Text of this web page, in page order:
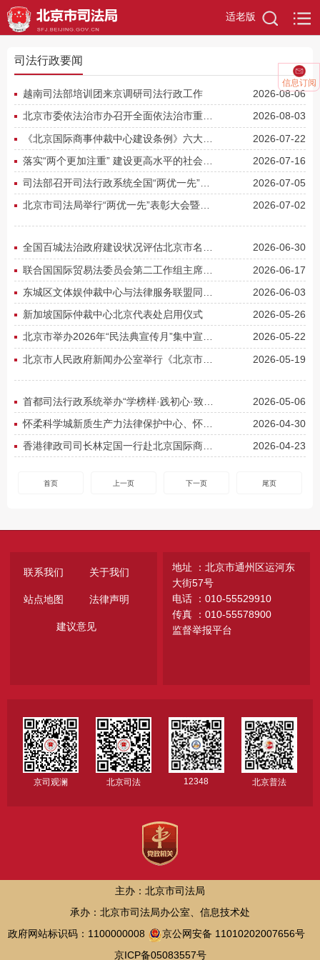
适老版
信息订阅
司法行政要闻
越南司法部培训团来京调研司法行政工作
2026-08-06
北京市委依法治市办召开全面依法治市重点工作推进部署会
2026-08-03
2026-07-22
2026-07-16
2026-07-05
北京市司法局举行“两优一先”表彰大会暨党委书记讲专题党课活动
2026-07-02
全国百城法治政府建设状况评估北京市名列前茅
2026-06-30
2026-06-17
2026-06-03
新加坡国际仲裁中心北京代表处启用仪式
2026-05-26
北京市举办2026年“民法典宣传月”集中宣传活动
2026-05-22
2026-05-19
2026-05-06
2026-04-30
2026-04-23
首页 上一页 下一页 尾页
联系我们 关于我们
站点地图 法律声明
建议意见
地址 ：北京市通州区运河东
大街57号
电话 ：010-55529910
传真 ：010-55578900
监督举报平台
京司观澜 北京司法 12348 北京普法
主办：北京市司法局
承办：北京市司法局办公室、信息技术处
政府网站标识码：1100000008
京公网安备 11010202007656号
京ICP备05083557号